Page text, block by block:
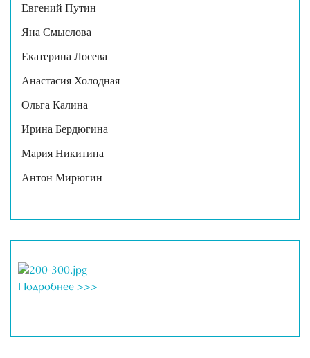
Евгений Путин
Яна Смыслова
Екатерина Лосева
Анастасия Холодная
Ольга Калина
Ирина Бердюгина
Мария Никитина
Антон Мирюгин
Подробнее >>>